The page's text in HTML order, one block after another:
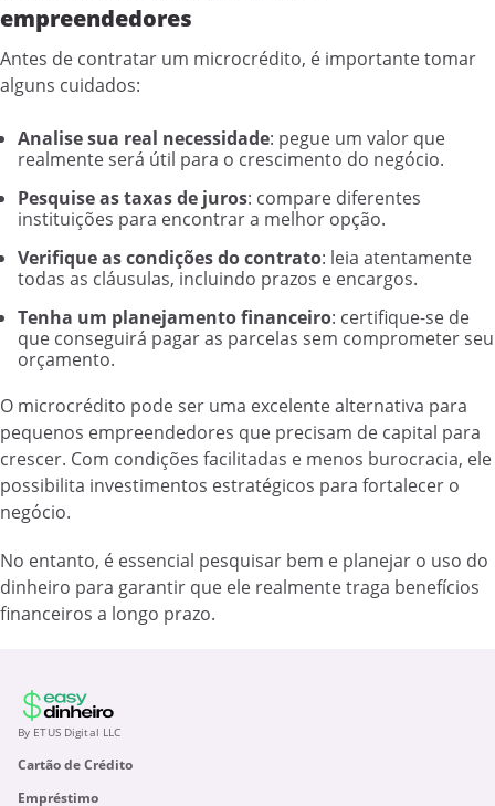
empreendedores
Antes de contratar um microcrédito, é importante tomar
alguns cuidados:
Analise sua real necessidade: pegue um valor que
realmente será útil para o crescimento do negócio.
Pesquise as taxas de juros: compare diferentes
instituições para encontrar a melhor opção.
Verifique as condições do contrato: leia atentamente
todas as cláusulas, incluindo prazos e encargos.
Tenha um planejamento financeiro: certifique-se de
que conseguirá pagar as parcelas sem comprometer seu
orçamento.
O microcrédito pode ser uma excelente alternativa para
pequenos empreendedores que precisam de capital para
crescer. Com condições facilitadas e menos burocracia, ele
possibilita investimentos estratégicos para fortalecer o
negócio.
No entanto, é essencial pesquisar bem e planejar o uso do
dinheiro para garantir que ele realmente traga benefícios
financeiros a longo prazo.
By ETUS Digital LLC
Cartão de Crédito
Empréstimo